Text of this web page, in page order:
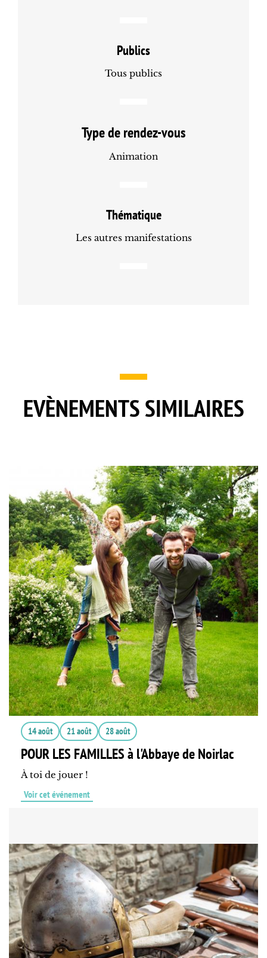
Publics
Tous publics
Type de rendez-vous
Animation
Thématique
Les autres manifestations
EVÈNEMENTS SIMILAIRES
14 août 21 août 28 août
POUR LES FAMILLES à l'Abbaye de Noirlac
À toi de jouer !
Voir cet événement